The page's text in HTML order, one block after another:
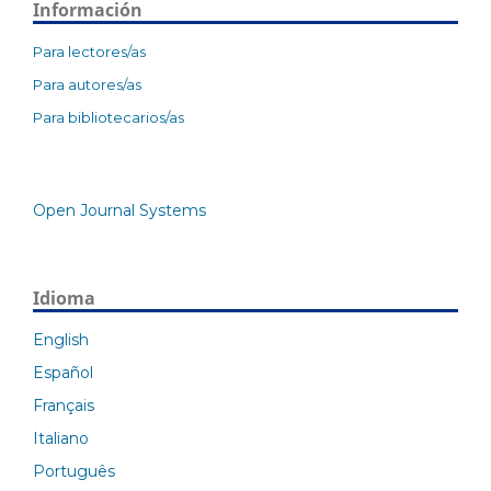
Información
Para lectores/as
Para autores/as
Para bibliotecarios/as
Open Journal Systems
Idioma
English
Español
Français
Italiano
Português